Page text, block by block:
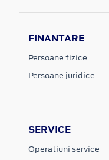
FINANTARE
Persoane fizice
Persoane juridice
SERVICE
Operatiuni service